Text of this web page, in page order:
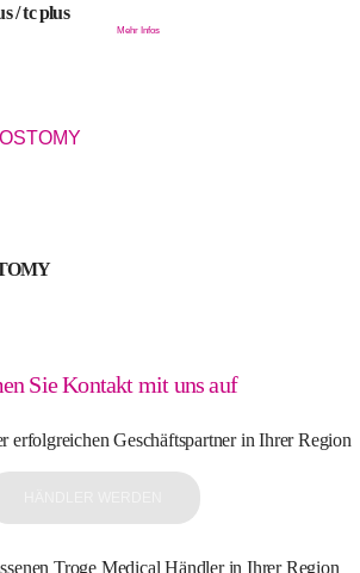
/ tc plus
Mehr Infos
Sie Kontakt mit uns auf
erfolgreichen Geschäftspartner in Ihrer Region
Troge Medical Händler in Ihrer Region